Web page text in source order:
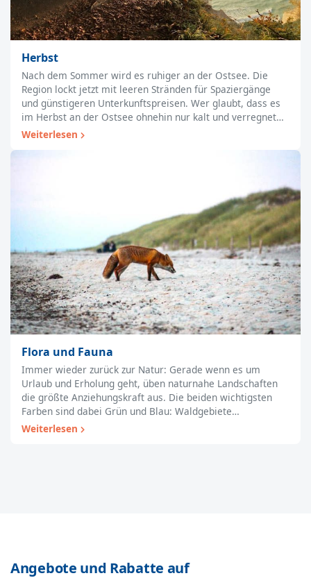
Herbst
Nach dem Sommer wird es ruhiger an der Ostsee. Die
Region lockt jetzt mit leeren Stränden für Spaziergänge
und günstigeren Unterkunftspreisen. Wer glaubt, dass es
im Herbst an der Ostsee ohnehin nur kalt und verregnet…
Weiterlesen
Flora und Fauna
Immer wieder zurück zur Natur: Gerade wenn es um
Urlaub und Erholung geht, üben naturnahe Landschaften
die größte Anziehungskraft aus. Die beiden wichtigsten
Farben sind dabei Grün und Blau: Waldgebiete…
Weiterlesen
Angebote und Rabatte auf